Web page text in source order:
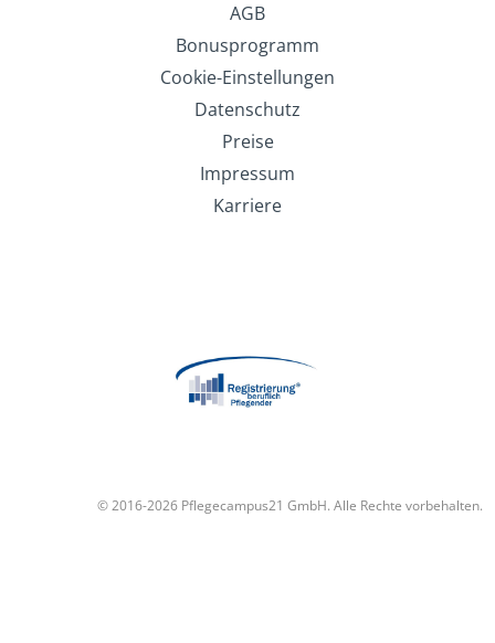
AGB
Bonusprogramm
Cookie-Einstellungen
Datenschutz
Preise
Impressum
Karriere
© 2016-2026 Pflegecampus21 GmbH. Alle Rechte vorbehalten.